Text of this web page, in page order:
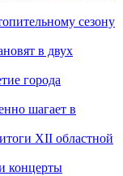
сезону
в двух
города
шагает в
XII областной
концерты